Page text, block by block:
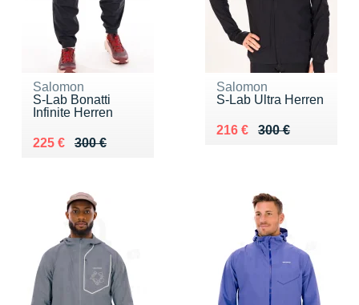
Salomon
S-Lab Bonatti
Infinite Herren
300 €
Au lieu de 300 €
225 €
Vendu 225 €
Salomon
S-Lab Ultra Herren
300 €
Au lieu de 300 €
216 €
Vendu 216 €